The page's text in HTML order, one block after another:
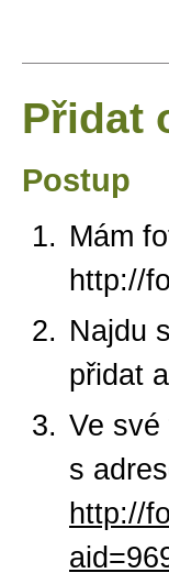
Přidat
Postup
Mám
http://
Najdu
přidat
Ve
s
http://